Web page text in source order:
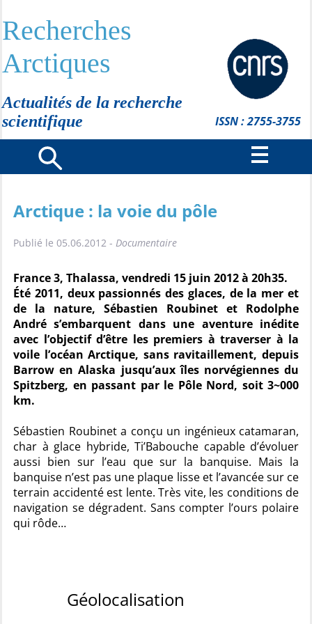
Recherches
Arctiques
Actualités de la recherche
scientifique
ISSN : 2755-3755
Arctique : la voie du pôle
Publié le 05.06.2012 - Documentaire
France 3, Thalassa, vendredi 15 juin 2012 à 20h35.
Été 2011, deux passionnés des glaces, de la mer et
de la nature, Sébastien Roubinet et Rodolphe
André s’embarquent dans une aventure inédite
avec l’objectif d’être les premiers à traverser à la
voile l’océan Arctique, sans ravitaillement, depuis
Barrow en Alaska jusqu’aux îles norvégiennes du
Spitzberg, en passant par le Pôle Nord, soit 3~000
km.
Sébastien Roubinet a conçu un ingénieux catamaran,
char à glace hybride, Ti’Babouche capable d’évoluer
aussi bien sur l’eau que sur la banquise. Mais la
banquise n’est pas une plaque lisse et l’avancée sur ce
terrain accidenté est lente. Très vite, les conditions de
navigation se dégradent. Sans compter l’ours polaire
qui rôde…
Géolocalisation